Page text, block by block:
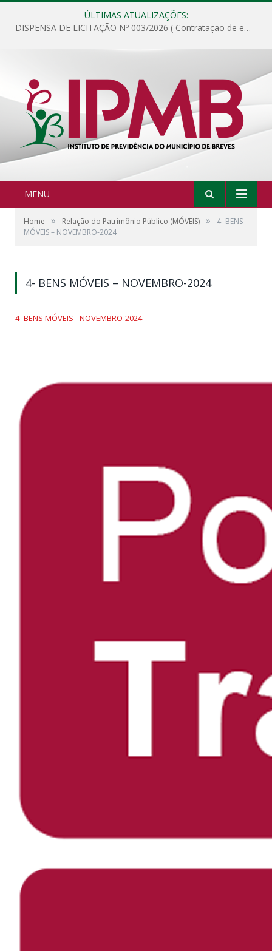
ÚLTIMAS ATUALIZAÇÕES:
DISPENSA DE LICITAÇÃO Nº 003/2026 ( Contratação de empresa para fornecimento de gêneros alimentícios não perecíveis, materiais de expediente, descartáveis, copa e cozinha, para análise e posterior publicação.)
MENU
Home » Relação do Patrimônio Público (MÓVEIS) »
4- BENS
MÓVEIS – NOVEMBRO-2024
4- BENS MÓVEIS – NOVEMBRO-2024
4- BENS MÓVEIS - NOVEMBRO-2024